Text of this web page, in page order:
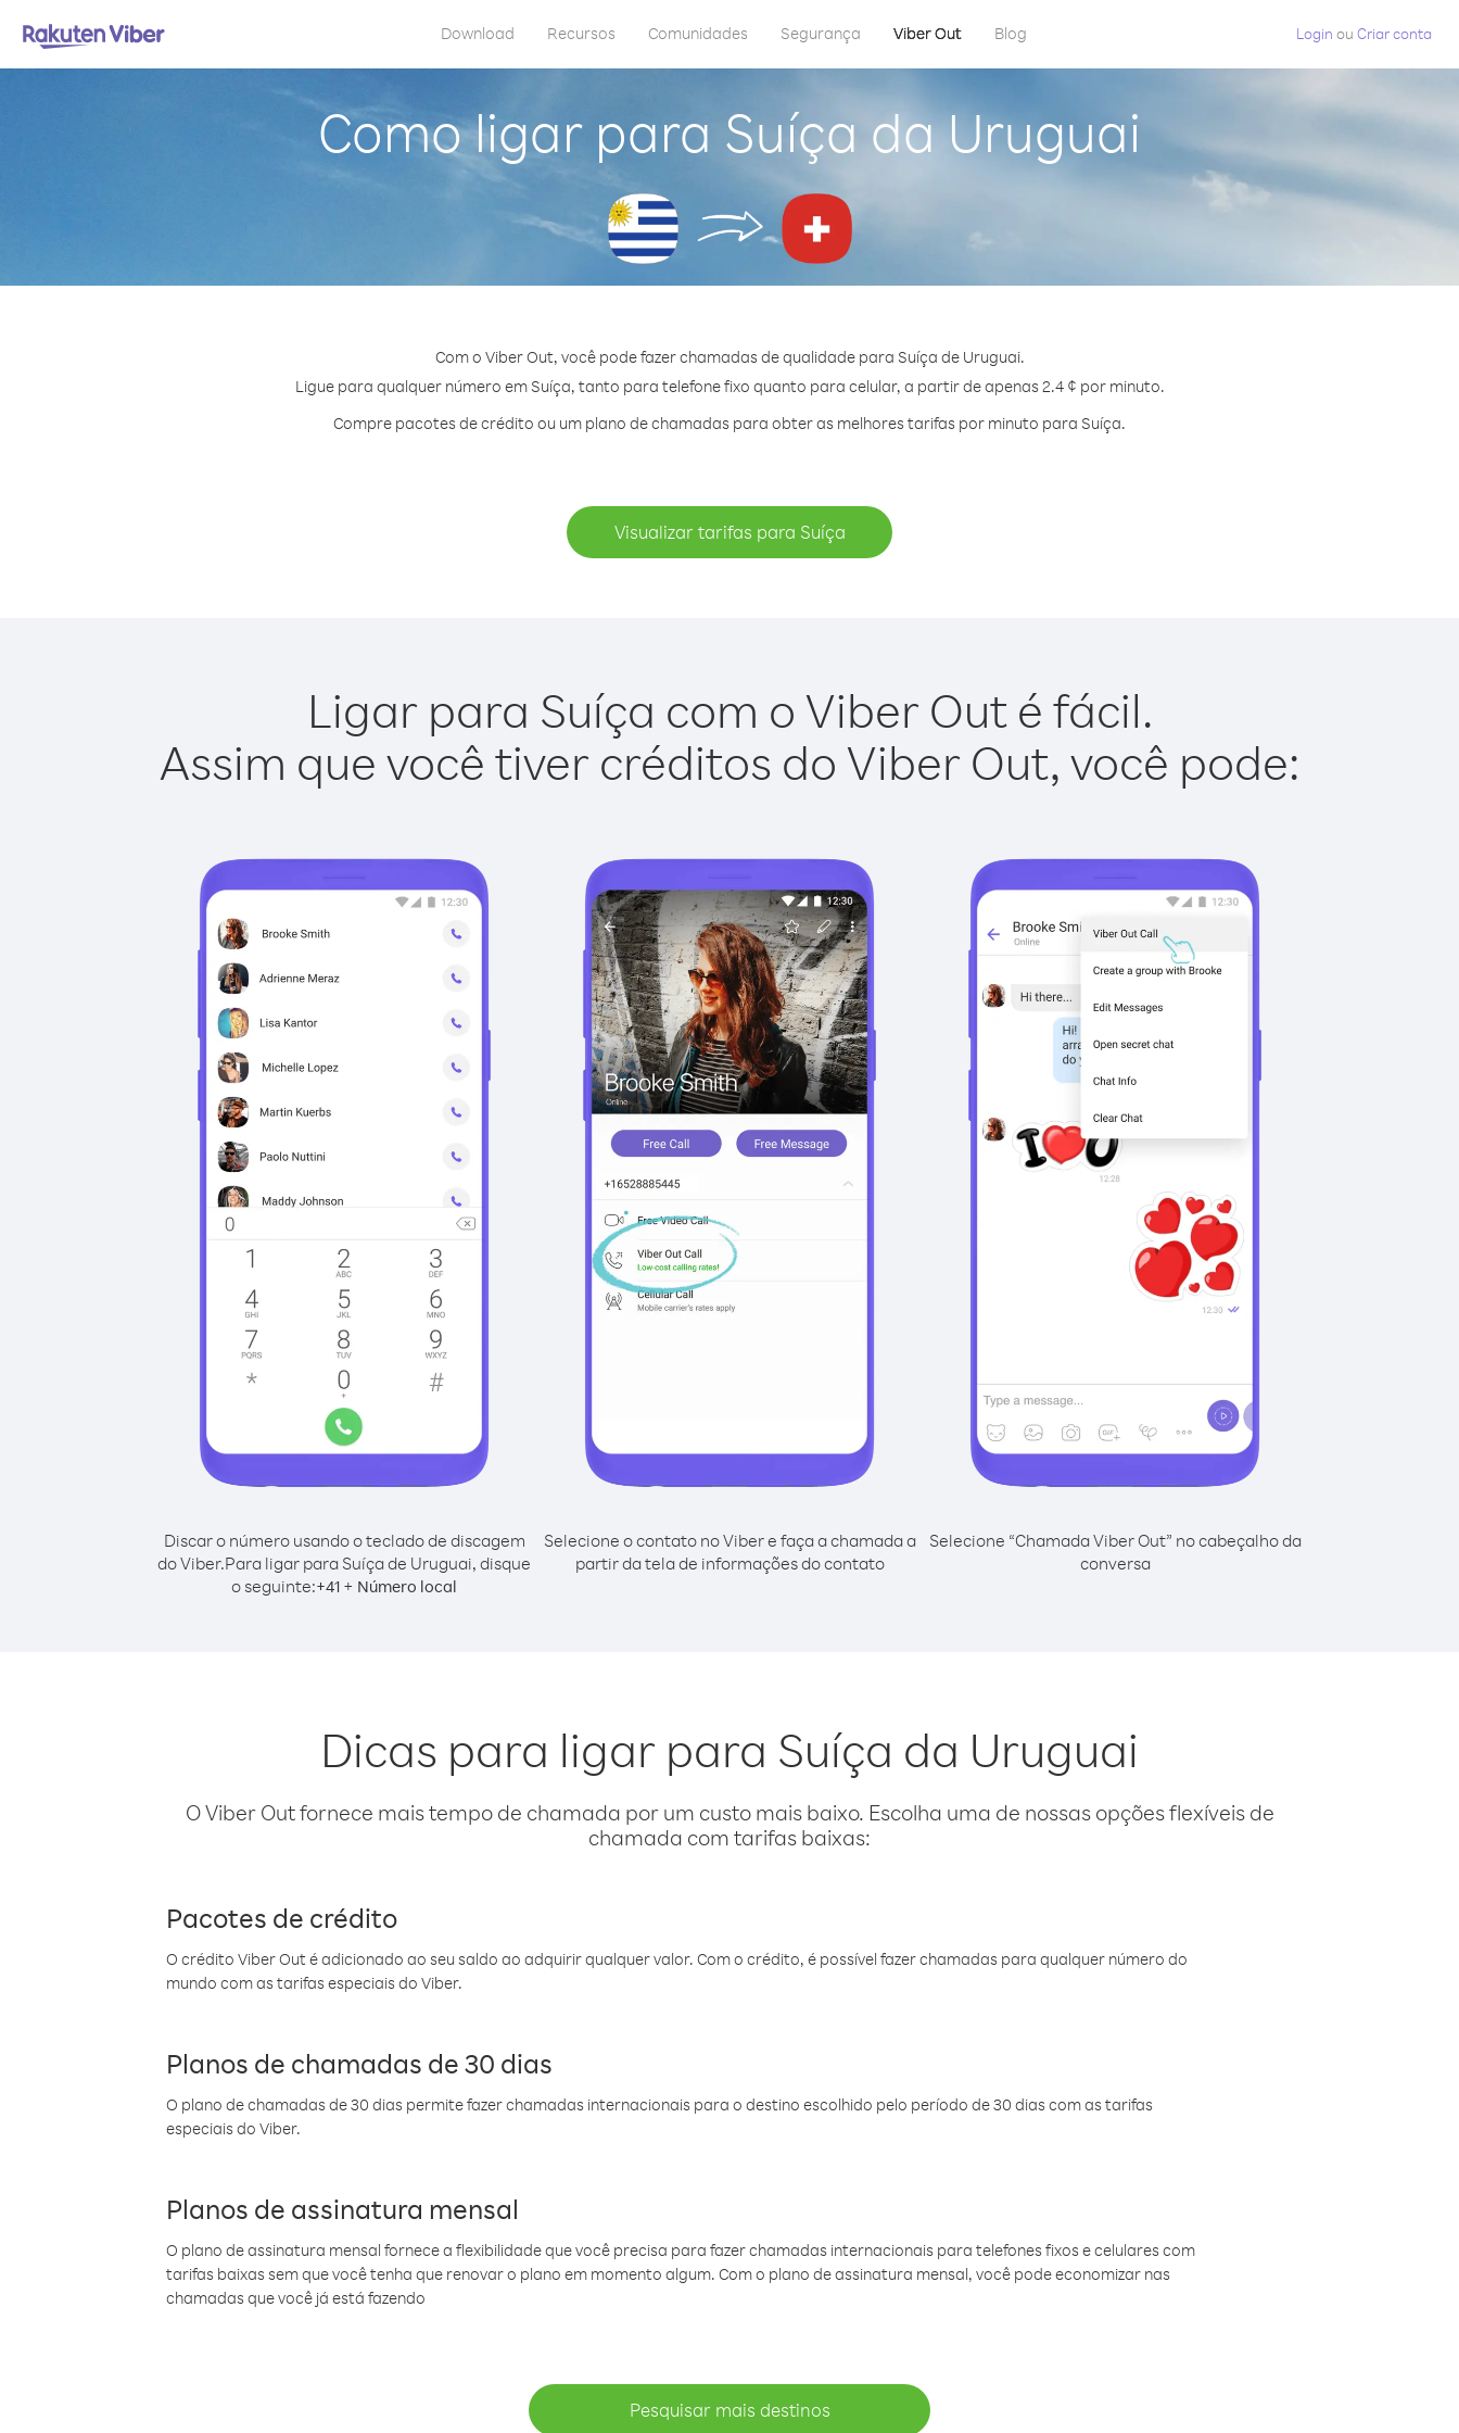
Download Recursos Comunidades Segurança Viber Out Blog Login ou Criar conta
Como ligar para Suíça da Uruguai
Com o Viber Out, você pode fazer chamadas de qualidade para Suíça de Uruguai.
Ligue para qualquer número em Suíça, tanto para telefone fixo quanto para celular, a partir de apenas 2.4 ¢ por minuto.
Compre pacotes de crédito ou um plano de chamadas para obter as melhores tarifas por minuto para Suíça.
Visualizar tarifas para Suíça
Ligar para Suíça com o Viber Out é fácil.
Assim que você tiver créditos do Viber Out, você pode:
Discar o número usando o teclado de discagem
do Viber.Para ligar para Suíça de Uruguai, disque
o seguinte:+41 + Número local
Selecione o contato no Viber e faça a chamada a
partir da tela de informações do contato
Selecione “Chamada Viber Out” no cabeçalho da
conversa
Dicas para ligar para Suíça da Uruguai
O Viber Out fornece mais tempo de chamada por um custo mais baixo. Escolha uma de nossas opções flexíveis de
chamada com tarifas baixas:
Pacotes de crédito
O crédito Viber Out é adicionado ao seu saldo ao adquirir qualquer valor. Com o crédito, é possível fazer chamadas para qualquer número do
mundo com as tarifas especiais do Viber.
Planos de chamadas de 30 dias
O plano de chamadas de 30 dias permite fazer chamadas internacionais para o destino escolhido pelo período de 30 dias com as tarifas
especiais do Viber.
Planos de assinatura mensal
O plano de assinatura mensal fornece a flexibilidade que você precisa para fazer chamadas internacionais para telefones fixos e celulares com
tarifas baixas sem que você tenha que renovar o plano em momento algum. Com o plano de assinatura mensal, você pode economizar nas
chamadas que você já está fazendo
Pesquisar mais destinos